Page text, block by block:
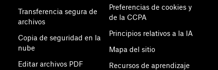
Transferencia segura de
archivos
Copia de seguridad en la
nube
Editar archivos PDF
Preferencias de cookies y
de la CCPA
Principios relativos a la IA
Mapa del sitio
Recursos de aprendizaje